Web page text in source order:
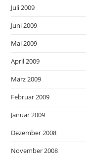
Juli 2009
Juni 2009
Mai 2009
April 2009
März 2009
Februar 2009
Januar 2009
Dezember 2008
November 2008